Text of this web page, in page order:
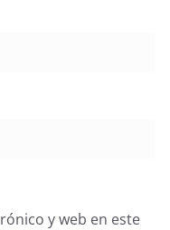
y web en este